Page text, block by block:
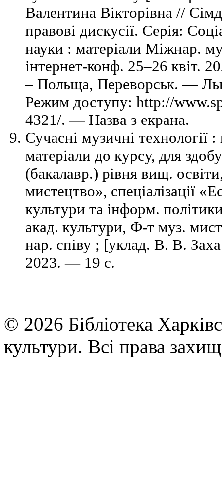
Валентина Вікторівна //
правові дискусії. Серія:
науки : матеріали Міжнар.
інтернет-конф. 25–26 квіт.
– Польща, Переворськ. —
Режим доступу: http://
4321/. — Назва з екрана.
Сучасні музичні технології
матеріали до курсу, для
(бакалавр.) рівня вищ.
мистецтво», спеціалізації
культури та інформ.
акад. культури, Ф-т муз.
нар. співу ; [уклад. В. В.
2023. — 19 с.
© 2026 Бібліотека
культури. Всі права